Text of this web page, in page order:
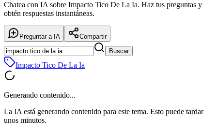
Chatea con IA sobre Impacto Tico De La Ia. Haz tus preguntas y
obtén respuestas instantáneas.
Preguntar a IA
Compartir
Buscar
Impacto Tico De La Ia
Generando contenido...
La IA está generando contenido para este tema. Esto puede tardar
unos minutos.